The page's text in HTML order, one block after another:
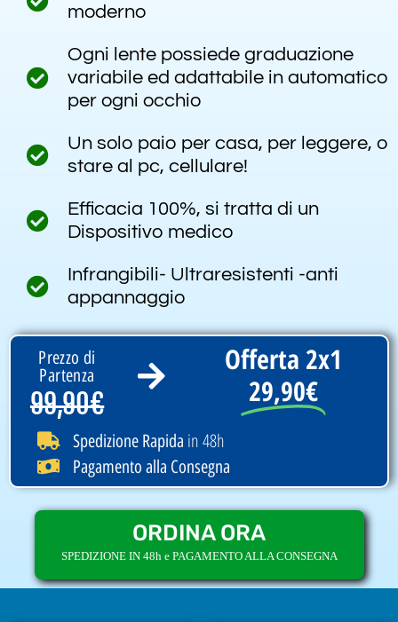
moderno
Ogni lente possiede graduazione
variabile ed adattabile in automatico
per ogni occhio
Un solo paio per casa, per leggere, o
stare al pc, cellulare!
Efficacia 100%, si tratta di un
Dispositivo medico
Infrangibili- Ultraresistenti -anti
appannaggio
Prezzo di
Partenza
99,90€
Offerta 2x1
29,90€
Spedizione Rapida in 48h
Pagamento alla Consegna
ORDINA ORA
SPEDIZIONE IN 48h e PAGAMENTO ALLA CONSEGNA